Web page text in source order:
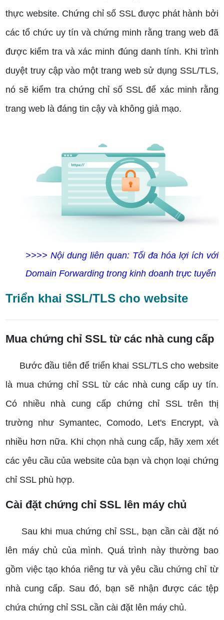
thực website. Chứng chỉ số SSL được phát hành bởi
các tổ chức uy tín và chứng minh rằng trang web đã
được kiểm tra và xác minh đúng danh tính. Khi trình
duyệt truy cập vào một trang web sử dụng SSL/TLS,
nó sẽ kiểm tra chứng chỉ số SSL để xác minh rằng
trang web là đáng tin cậy và không giả mạo.
>>>> Nội dung liên quan: Tối đa hóa lợi ích với
Domain Forwarding trong kinh doanh trực tuyến
Triển khai SSL/TLS cho website
Mua chứng chỉ SSL từ các nhà cung cấp
Bước đầu tiên để triển khai SSL/TLS cho website
là mua chứng chỉ SSL từ các nhà cung cấp uy tín.
Có nhiều nhà cung cấp chứng chỉ SSL trên thị
trường như Symantec, Comodo, Let's Encrypt, và
nhiều hơn nữa. Khi chọn nhà cung cấp, hãy xem xét
các yêu cầu của website của bạn và chọn loại chứng
chỉ SSL phù hợp.
Cài đặt chứng chỉ SSL lên máy chủ
Sau khi mua chứng chỉ SSL, bạn cần cài đặt nó
lên máy chủ của mình. Quá trình này thường bao
gồm việc tạo khóa riêng tư và yêu cầu chứng chỉ từ
nhà cung cấp. Sau đó, bạn sẽ nhận được các tệp
chứa chứng chỉ SSL cần cài đặt lên máy chủ.